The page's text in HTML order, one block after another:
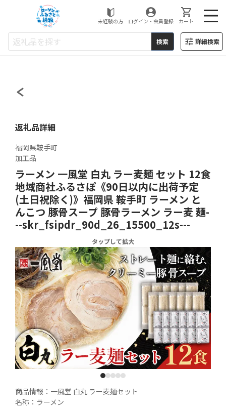
ローソンふるさと納税
未経験の方 ログイン・会員登録 カート
検索 詳細検索
返礼品詳細
福岡県鞍手町
加工品
ラーメン 一風堂 白丸 ラー麦麺 セット 12食
地域商社ふるさぽ《90日以内に出荷予定
(土日祝除く)》福岡県 鞍手町 ラーメン と
んこつ 豚骨スープ 豚骨ラーメン ラー麦 麺-
--skr_fsipdr_90d_26_15500_12s---
タップして拡大
1 2 3 4 5
商品情報：一風堂 白丸 ラー麦麺セット
名称：ラーメン